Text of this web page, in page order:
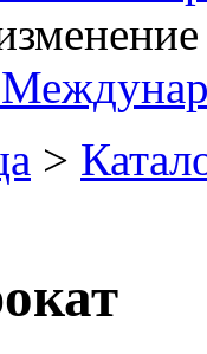
>